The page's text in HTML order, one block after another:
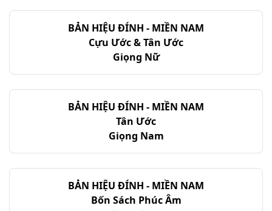
BẢN HIỆU ĐÍNH - MIỀN NAM
Cựu Ước & Tân Ước
Giọng Nữ
BẢN HIỆU ĐÍNH - MIỀN NAM
Tân Ước
Giọng Nam
BẢN HIỆU ĐÍNH - MIỀN NAM
Bốn Sách Phúc Âm